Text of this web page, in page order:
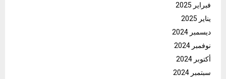
فبراير 2025
يناير 2025
ديسمبر 2024
نوفمبر 2024
أكتوبر 2024
سبتمبر 2024